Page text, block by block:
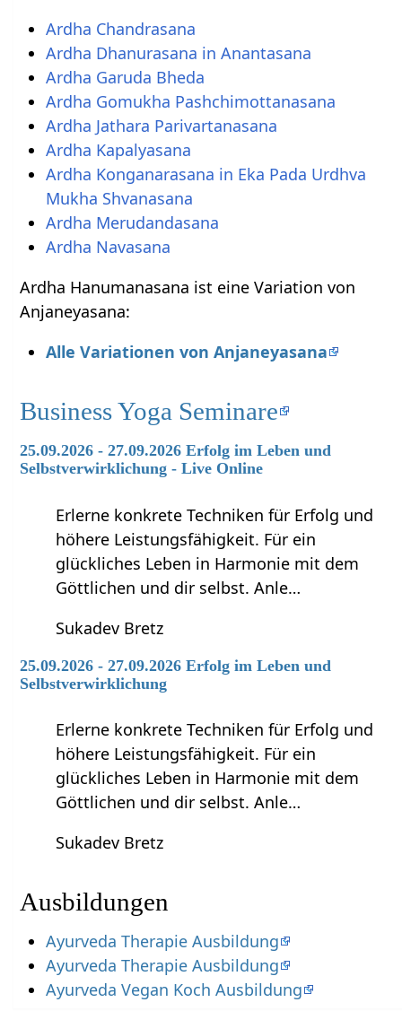
Ardha Chandrasana
Ardha Dhanurasana in Anantasana
Ardha Garuda Bheda
Ardha Gomukha Pashchimottanasana
Ardha Jathara Parivartanasana
Ardha Kapalyasana
Ardha Konganarasana in Eka Pada Urdhva
Mukha Shvanasana
Ardha Merudandasana
Ardha Navasana
Ardha Hanumanasana ist eine Variation von
Anjaneyasana:
Alle Variationen von Anjaneyasana
Business Yoga Seminare
25.09.2026 - 27.09.2026 Erfolg im Leben und
Selbstverwirklichung - Live Online
Erlerne konkrete Techniken für Erfolg und
höhere Leistungsfähigkeit. Für ein
glückliches Leben in Harmonie mit dem
Göttlichen und dir selbst. Anle…
Sukadev Bretz
25.09.2026 - 27.09.2026 Erfolg im Leben und
Selbstverwirklichung
Erlerne konkrete Techniken für Erfolg und
höhere Leistungsfähigkeit. Für ein
glückliches Leben in Harmonie mit dem
Göttlichen und dir selbst. Anle…
Sukadev Bretz
Ausbildungen
Ayurveda Therapie Ausbildung
Ayurveda Therapie Ausbildung
Ayurveda Vegan Koch Ausbildung